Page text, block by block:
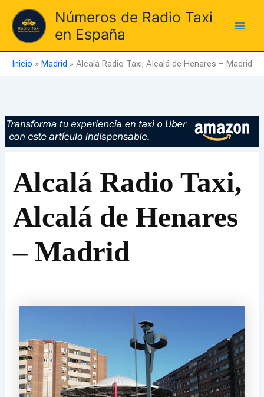
contenido
Números de Radio Taxi
en España
Inicio » Madrid » Alcalá Radio Taxi, Alcalá de Henares – Madrid
Alcalá Radio Taxi,
Alcalá de Henares
– Madrid